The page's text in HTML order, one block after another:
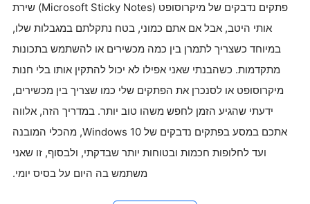
פתקים נדבקים של מיקרוסופט (Microsoft Sticky Notes) שירת
אותי היטב, אבל אם אתם כמוני, בטח נתקלתם במגבלות שלו,
במיוחד כשצריך לתמרן בין כמה מכשירים או להשתמש בתכונות
מתקדמות. כשהבנתי שאני אפילו לא יכול להתקין אותו בלי חנות
מיקרוסופט או לסנכרן את הפתקים שלי כמו שצריך בין מכשירים,
ידעתי שהגיע הזמן לחפש משהו טוב יותר. במדריך הזה, אלווה
אתכם במסע בפתקים נדבקים של Windows 10, מהכלי המובנה
ועד לחלופות חכמות ובטוחות יותר שבדקתי, ולבסוף, זו שאני
משתמש בה היום על בסיס יומי.